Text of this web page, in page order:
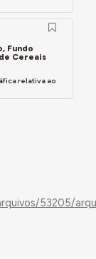
Fundo
Cereais
relativa ao
53205/